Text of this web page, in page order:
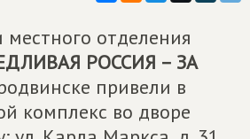
местного отделения
РОССИЯ – ЗА
привели в
комплекс во дворе